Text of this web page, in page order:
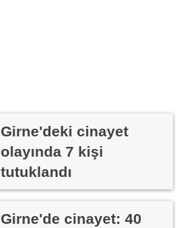
Girne'deki cinayet
olayında 7 kişi
tutuklandı
Girne'de cinayet: 40